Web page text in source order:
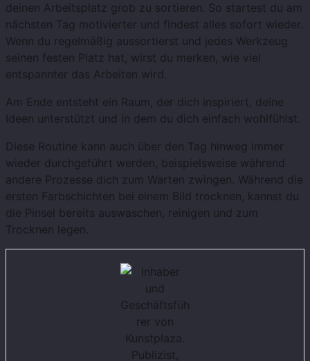
deinen Arbeitsplatz grob zu sortieren. So startest du am
nächsten Tag motivierter und findest alles sofort wieder.
Wenn du regelmäßig aussortierst und jedes Werkzeug
seinen festen Platz hat, wirst du merken, wie viel
entspannter das Arbeiten wird.
Am Ende entsteht ein Raum, der dich inspiriert, deine
Ideen unterstützt und in dem du dich einfach wohlfühlst.
Diese Routine kann auch über den Tag hinweg immer
wieder durchgeführt werden, beispielsweise während
andere Prozesse dich zum Warten zwingen. Während die
ersten Farbschichten bei einem Bild trocknen, kannst du
die Pinsel bereits auswaschen, reinigen und zum
Trocknen legen.